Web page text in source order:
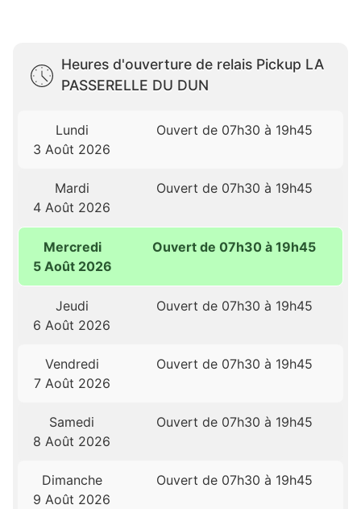
Heures d'ouverture de relais Pickup LA
PASSERELLE DU DUN
Lundi
3 Août 2026
Ouvert de 07h30 à 19h45
Mardi
4 Août 2026
Ouvert de 07h30 à 19h45
Mercredi
5 Août 2026
Ouvert de 07h30 à 19h45
Jeudi
6 Août 2026
Ouvert de 07h30 à 19h45
Vendredi
7 Août 2026
Ouvert de 07h30 à 19h45
Samedi
8 Août 2026
Ouvert de 07h30 à 19h45
Dimanche
9 Août 2026
Ouvert de 07h30 à 19h45